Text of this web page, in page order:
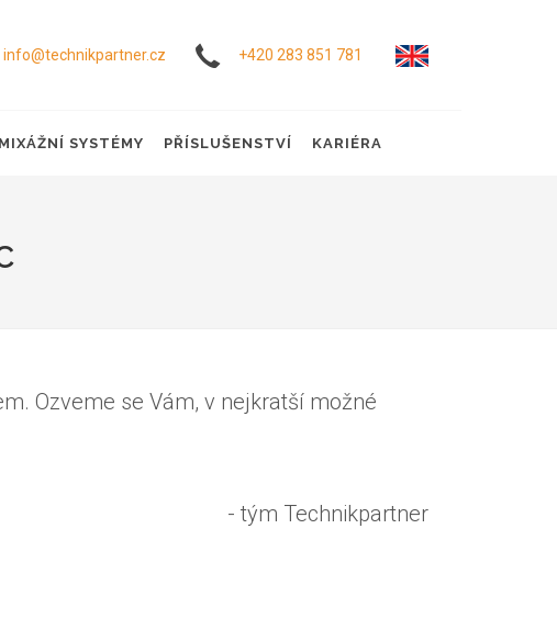
info@technikpartner.cz +420 283 851 781
MIXÁŽNÍ SYSTÉMY PŘÍSLUŠENSTVÍ KARIÉRA
Ozveme se Vám, v nejkratší možné
- tým Technikpartner